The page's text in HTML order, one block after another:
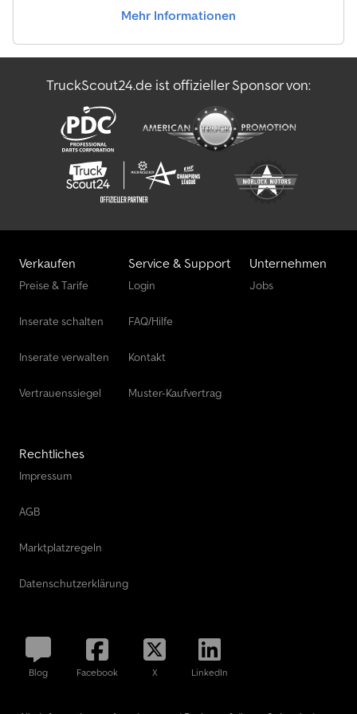
nach DGUV Regel 114-010 * Warnmarkierungen nach DIN 67520
Seitenwandverbindung 45° * Haken Durchmesser 50 mm, S 355 *
Netzhaken * alle beweglichen Teile abschmierbar * Stahl-
Ablaufrollen 159×6,3, Länge 300 mm * Innen und außen
Zinkphosphat- Grundierung, außen lackiert mit Kunstharzlack
(80-100 μ) * Leergewicht 2.190 kg * Zulässiges Gesamtgewicht
15.000 kg Irrtümer und Zwischenverkauf vorbehalten. Fotos
dienen als Beispiel! Der Preis gilt pro Stück zzgl. 19 %
Mehrwertsteuer. Für Rückfragen schreiben Sie uns gerne eine
Nachricht oder rufen uns an.
Mehr Informationen
TruckScout24.de ist offizieller Sponsor von:
Verkaufen
Preise & Tarife
Inserate schalten
Inserate verwalten
Vertrauenssiegel
Service & Support
Login
FAQ/Hilfe
Kontakt
Muster-Kaufvertrag
Unternehmen
Jobs
Rechtliches
Impressum
AGB
Marktplatzregeln
Datenschutzerklärung
Blog Facebook X LinkedIn